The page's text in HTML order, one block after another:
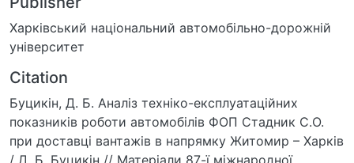
Харківський національний автомобільно-дорожній
університет
Citation
Буцикін, Д. Б. Аналіз техніко-експлуатаційних
показників роботи автомобілів ФОП Стадник С.О. при
доставці вантажів в напрямку Житомир – Харків / Д. Б.